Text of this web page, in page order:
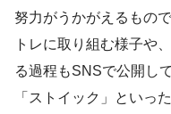
努力がうかがえるもの
トレに取り組む様子や
る過程もSNSで公開し
「ストイック」といっ